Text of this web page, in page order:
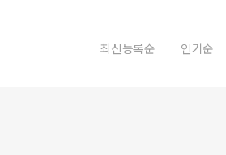
최신등록순 인기순